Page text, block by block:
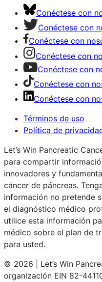
Conéctese con
Conéctese con
Conéctese con
Conéctese con
Conéctese con
Conéctese con
Conéctese con
Términos de uso
Política de
Let’s Win Pancreatic
para compartir
innovadores y
cáncer de páncreas.
información no pretende
el diagnóstico médico
utilice esta información
médico sobre el plan de
para usted.
© 2026 | Let’s Win
organización EIN 82-